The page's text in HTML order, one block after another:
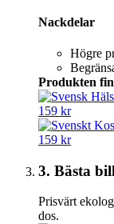
Nackdelar
Högre
Produkten
159 kr
159 kr
3. Bästa
Prisvärt
dos.